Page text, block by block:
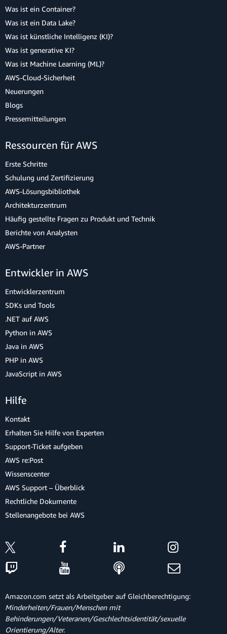
Was ist ein Container?
Was ist ein Data Lake?
Was ist künstliche Intelligenz (KI)?
Was ist generative KI?
Was ist Machine Learning (ML)?
AWS-Cloud-Sicherheit
Neuerungen
Blogs
Pressemitteilungen
Ressourcen für AWS
Erste Schritte
Schulung und Zertifizierung
AWS-Lösungsbibliothek
Architekturzentrum
Häufig gestellte Fragen zu Produkt und Technik
Berichte von Analysten
AWS-Partner
Entwickler in AWS
Entwicklerzentrum
SDKs und Tools
.NET auf AWS
Python in AWS
Java in AWS
PHP in AWS
JavaScript in AWS
Hilfe
Kontakt
Erhalten Sie Hilfe von Experten
Support-Ticket aufgeben
AWS re:Post
Wissenscenter
AWS Support – Überblick
Rechtliche Dokumente
Stellenangebote bei AWS
Amazon.com setzt als Arbeitgeber auf Gleichberechtigung:
Minderheiten/Frauen/Menschen mit
Behinderungen/Veteranen/Geschlechtsidentität/sexuelle
Orientierung/Alter.